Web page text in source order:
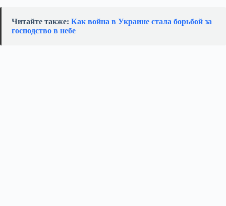
Читайте также: Как война в Украине стала борьбой за
господство в небе